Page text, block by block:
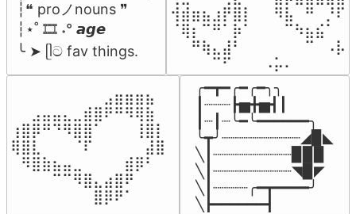
┆❝ proノnouns ❞
┆⋆˚ 🎞️ ˖° 𝙖𝙜𝙚
╰ ➤ ᥫට fav things.
⢺⣾⣶⣦⣰⡟⣿⡇⠀⠀⠻⣧⠀⠛⠀⡘⠏
⠈⢿⡆⠉⠛⠁⡷⠁⠀⠀⠀⠉⠳⣦⣮⠁⠀
⠀⠀⠛⢷⣄⣼⠃⠀⠀⠀⠀⠀⠀⠉⠀⠠⡧
⠀⠀⠀⠀⠉⠋⠀⠀⠀⠠⡥⠄⠀⠀⠀⠀⠀
⠀⠀⠀⠀⠀⠀⠀⠀⠀⣠⣶⣶⣶⣦⠀⠀
⠀⠀⣠⣤⣤⣄⣀⣾⣿⠟⠛⠻⢿⣷⠀
⢰⣿⡿⠛⠙⠻⣿⣿⠁⠀⠀⠀⢸⣿⡇
⢿⣿⣇⠀⠀⠀⠈⠏⠀⠀⠀⠀⠀⣼⣿⠀
⠀⠻⣿⣷⣦⣤⣀⠀⠀⠀⠀⣾⡿⠃⠀
⠀⠀⠀⠀⠉⠉⠻⣿⣄⣴⣿⠟⠀⠀⠀
⠀⠀⠀⠀⠀⠀⠀⠀⣿⡿⠟⠁⠀⠀⠀⠀
╭━┳━╭━╭━╮╮
┃┈┈┈┣▅╋▅┫┃
┃┈┃┈╰━╰━━━━━━╮
╰┳╯┈┈┈┈┈┈┈┈┈◢▉◣
╲┃┈┈┈┈┈┈┈┈┈▉▉▉
╲┃┈┈┈┈┈┈┈┈┈◥▉◤
╲┃┈┈┈┈╭━┳━━━━╯
╲┣━━━━━━┫﻿